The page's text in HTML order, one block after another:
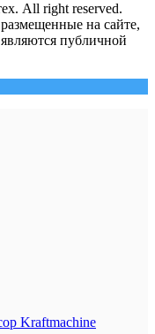
All right reserved.
на сайте,
публичной
Kraftmaсhine